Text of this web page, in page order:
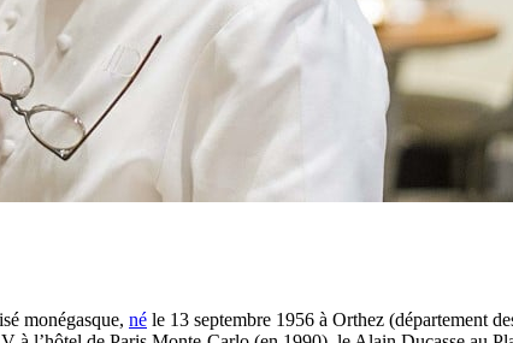
monégasque, né le 13 septembre 1956 à Orthez (département